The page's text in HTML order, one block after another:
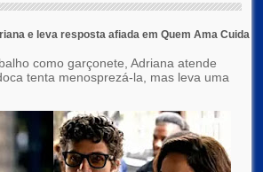
e leva resposta afiada em Quem Ama Cuida
como garçonete, Adriana atende
tenta menosprezá-la, mas leva uma